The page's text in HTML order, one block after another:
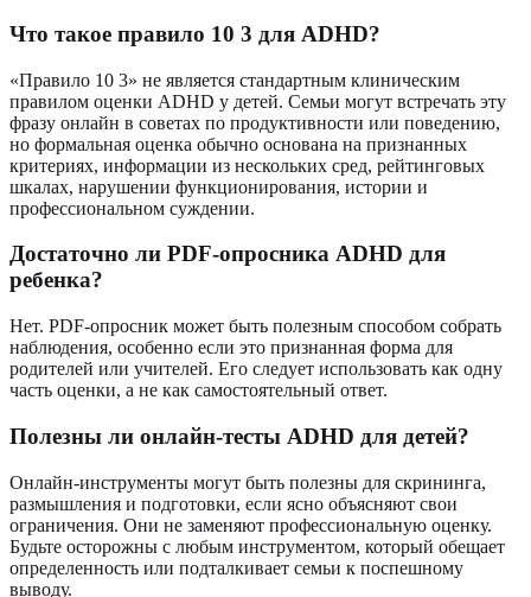
Что такое правило 10 3 для ADHD?
«Правило 10 3» не является стандартным клиническим
правилом оценки ADHD у детей. Семьи могут встречать эту
фразу онлайн в советах по продуктивности или поведению,
но формальная оценка обычно основана на признанных
критериях, информации из нескольких сред, рейтинговых
шкалах, нарушении функционирования, истории и
профессиональном суждении.
Достаточно ли PDF-опросника ADHD для
ребенка?
Нет. PDF-опросник может быть полезным способом собрать
наблюдения, особенно если это признанная форма для
родителей или учителей. Его следует использовать как одну
часть оценки, а не как самостоятельный ответ.
Полезны ли онлайн-тесты ADHD для детей?
Онлайн-инструменты могут быть полезны для скрининга,
размышления и подготовки, если ясно объясняют свои
ограничения. Они не заменяют профессиональную оценку.
Будьте осторожны с любым инструментом, который обещает
определенность или подталкивает семьи к поспешному
выводу.